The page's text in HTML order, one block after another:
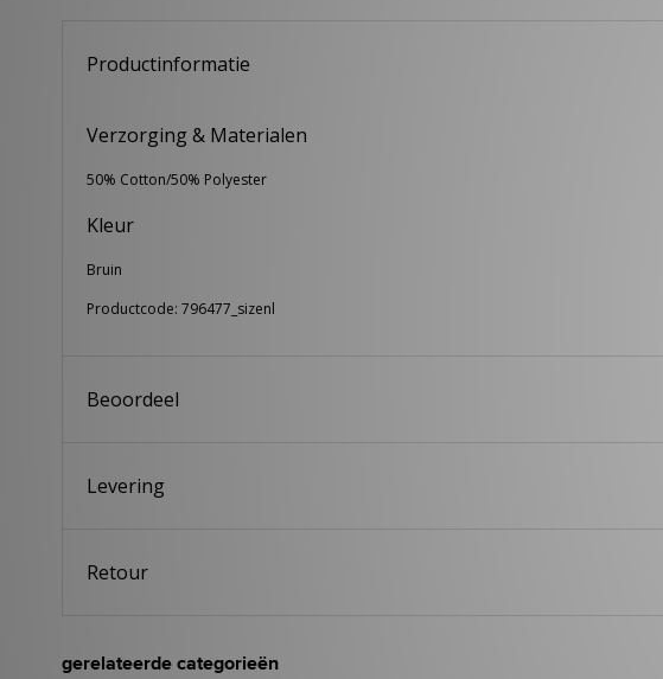
Productinformatie
Verzorging & Materialen
50% Cotton/50% Polyester
Kleur
Bruin
Productcode: 796477_sizenl
Beoordeel
Levering
Retour
gerelateerde categorieën